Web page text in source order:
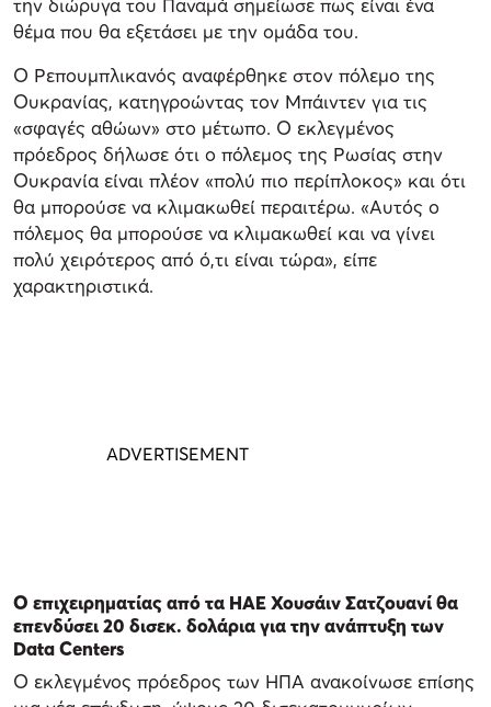
την διώρυγα του Παναμά σημείωσε πως είναι ένα
θέμα που θα εξετάσει με την ομάδα του.
Ο Ρεπουμπλικανός αναφέρθηκε στον πόλεμο της
Ουκρανίας, κατηγροώντας τον Μπάιντεν για τις
«σφαγές αθώων» στο μέτωπο. Ο εκλεγμένος
πρόεδρος δήλωσε ότι ο πόλεμος της Ρωσίας στην
Ουκρανία είναι πλέον «πολύ πιο περίπλοκος» και ότι
θα μπορούσε να κλιμακωθεί περαιτέρω. «Αυτός ο
πόλεμος θα μπορούσε να κλιμακωθεί και να γίνει
πολύ χειρότερος από ό,τι είναι τώρα», είπε
χαρακτηριστικά.
Ο επιχειρηματίας από τα ΗΑΕ Χουσάιν Σατζουανί θα
επενδύσει 20 δισεκ. δολάρια για την ανάπτυξη των
Data Centers
Ο εκλεγμένος πρόεδρος των ΗΠΑ ανακοίνωσε επίσης